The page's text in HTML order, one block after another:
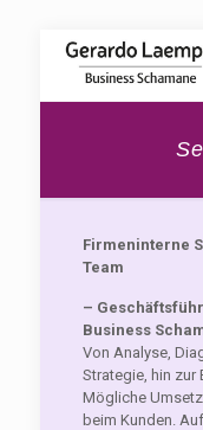
Firmeninterne
Team
–
Business
Von Analyse,
Strategie, hin zur
Mögliche
beim Kunden.